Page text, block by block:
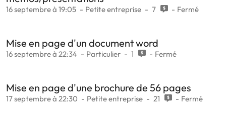
16 septembre à 19:05 Petite entreprise 7 Fermé
Mise en page d'un document word
16 septembre à 22:34 Particulier 1 Fermé
Mise en page d'une brochure de 56 pages
17 septembre à 22:30 Petite entreprise 21 Fermé